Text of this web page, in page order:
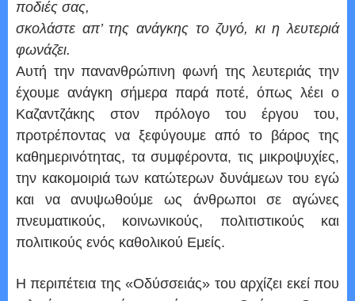
ποδιές σας,
σκολάστε απ’ της ανάγκης το ζυγό, κι η λευτεριά
φωνάζει.
Αυτή την πανανθρώπινη φωνή της λευτεριάς την
έχουμε ανάγκη σήμερα παρά ποτέ, όπως λέει ο
Καζαντζάκης στον πρόλογο του έργου του,
προτρέποντας να ξεφύγουμε από το βάρος της
καθημερινότητας, τα συμφέροντα, τις μικροψυχίες,
την κακομοιριά των κατώτερων δυνάμεων του εγώ
και να ανυψωθούμε ως άνθρωποι σε αγώνες
πνευματικούς, κοινωνικούς, πολιτιστικούς και
πολιτικούς ενός καθολικού Εμείς.
Η περιπέτεια της «Οδύσσειάς» του αρχίζει εκεί που